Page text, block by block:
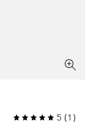
5 (1 )